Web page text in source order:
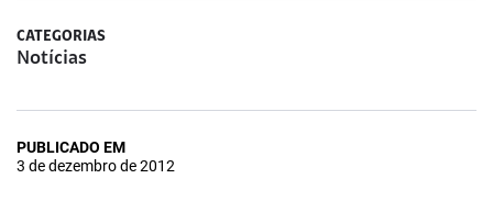
CATEGORIAS
Notícias
PUBLICADO EM
3 de dezembro de 2012